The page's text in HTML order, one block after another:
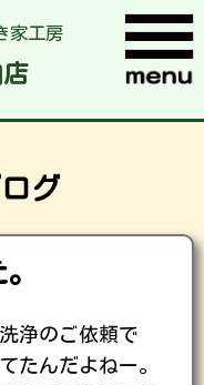
家工房
グ
浄のご依頼で
たんだよねー。